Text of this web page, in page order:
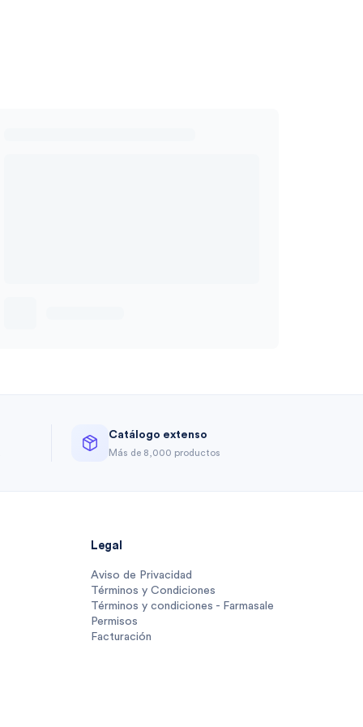
Catálogo extenso
Más de 8,000 productos
Legal
Aviso de Privacidad
Términos y Condiciones
Términos y condiciones - Farmasale
Permisos
Facturación